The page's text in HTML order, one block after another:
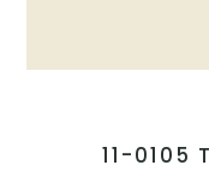
11-0105